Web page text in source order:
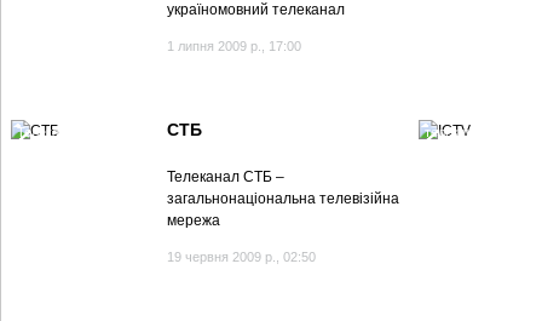
україномовний телеканал
1 липня 2009 р., 17:00
Телеканал СТБ CТБ
Телеканал СТБ –
загальнонаціональна телевізійна
мережа
19 червня 2009 р., 02:50
телеканал ICTV